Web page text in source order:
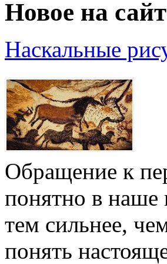
Новое на
Наскальные
Обращение к
понятно в наше
тем сильнее,
понять